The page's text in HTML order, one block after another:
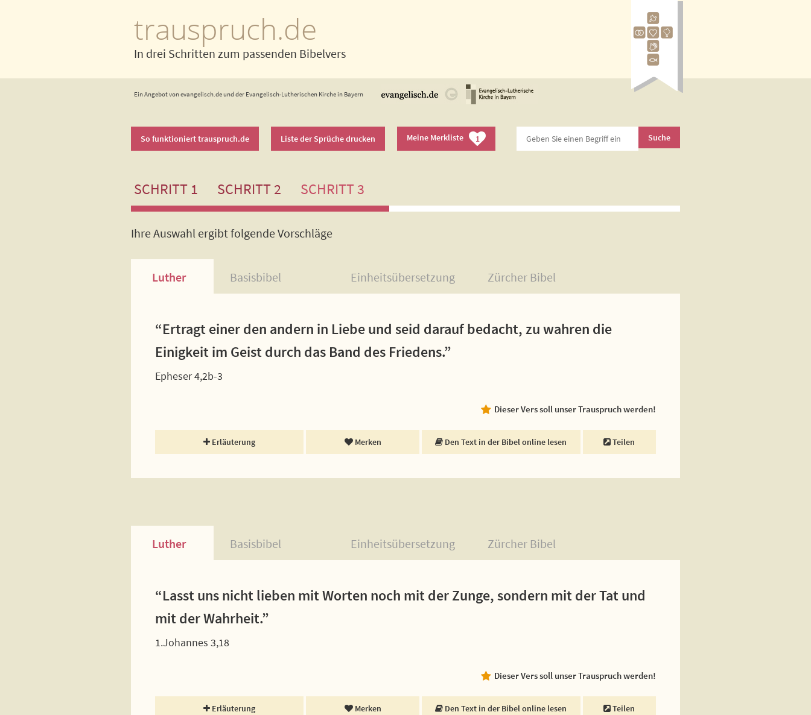
trauspruch.de
In drei Schritten zum passenden Bibelvers
Ein Angebot von evangelisch.de und der Evangelisch-Lutherischen Kirche in Bayern
So funktioniert trauspruch.de Liste der Sprüche drucken Meine Merkliste 1
SCHRITT 1 SCHRITT 2 SCHRITT 3
Ihre Auswahl ergibt folgende Vorschläge
Luther Basisbibel Einheitsübersetzung Zürcher Bibel
“Ertragt einer den andern in Liebe und seid darauf bedacht, zu wahren die
Einigkeit im Geist durch das Band des Friedens.”
Epheser 4,2b-3
Dieser Vers soll unser Trauspruch werden!
Erläuterung Merken Den Text in der Bibel online lesen Teilen
Luther Basisbibel Einheitsübersetzung Zürcher Bibel
“Lasst uns nicht lieben mit Worten noch mit der Zunge, sondern mit der Tat und
mit der Wahrheit.”
1.Johannes 3,18
Dieser Vers soll unser Trauspruch werden!
Erläuterung Merken Den Text in der Bibel online lesen Teilen